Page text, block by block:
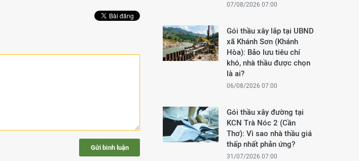
Gửi bình luận
07/08/2026 07:00
Gói thầu xây lắp tại UBND
xã Khánh Sơn (Khánh
Hòa): Bảo lưu tiêu chí
khó, nhà thầu được chọn
là ai?
06/08/2026 07:00
Gói thầu xây đường tại
KCN Trà Nóc 2 (Cần
Thơ): Vì sao nhà thầu giá
thấp nhất phản ứng?
31/07/2026 07:00